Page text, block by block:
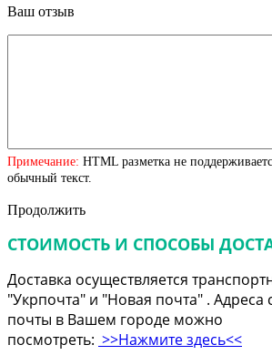
Ваш отзыв
Примечание: HTML разметка не
обычный текст.
Продолжить
СТОИМОСТЬ И СПОСОБЫ
Доставка осуществляется
"Укрпочта" и "Новая почта" . Адреса
почты в Вашем городе можно
посмотреть: >>Нажмите здесь<<